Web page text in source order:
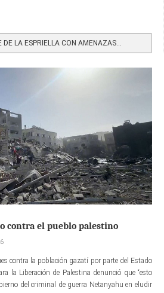
LA ESPRIELLA CON AMENAZAS...
contra el pueblo palestino
contra la población gazatí por parte del Estado
la Liberación de Palestina denunció que “esto
del criminal de guerra Netanyahu en eludir